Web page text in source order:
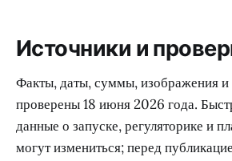
Источники и
Факты, даты, суммы, изображения
проверены 18 июня 2026 года.
данные о запуске, регуляторике и
могут измениться; перед